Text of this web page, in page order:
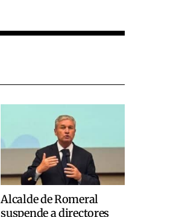
Alcalde de Romeral
suspende a directores